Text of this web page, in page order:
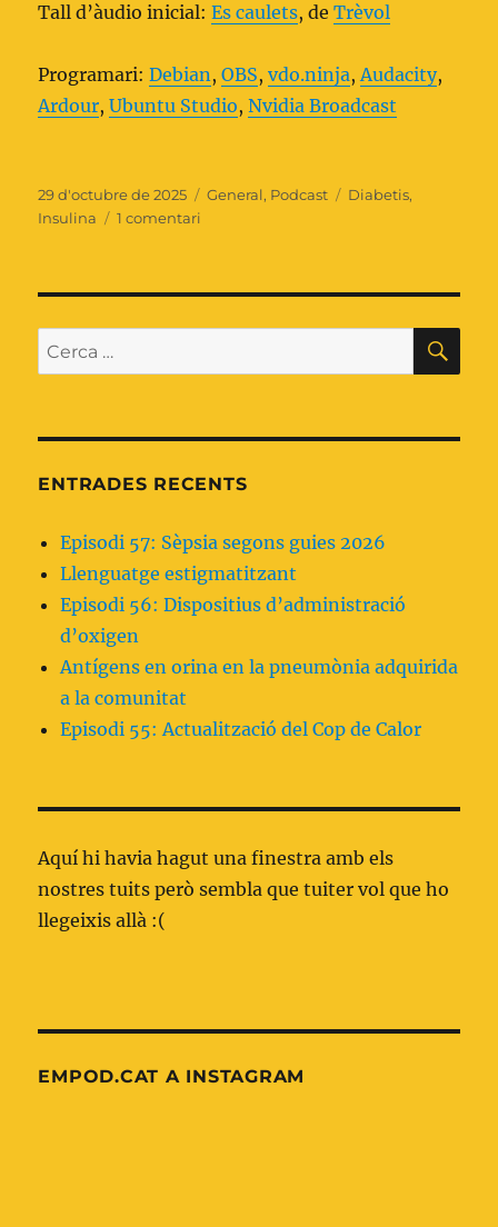
Tall d’àudio inicial:Es caulets, deTrèvol
Programari:Debian,OBS,vdo.ninja,Audacity,
Ardour,Ubuntu Studio,Nvidia Broadcast
Publicat
el
29 d'octubre de 2025 Categories
General, Podcast Etiquetes
Diabetis,
Insulina
1 comentari
Cerca:
ENTRADES RECENTS
Episodi 57: Sèpsia segons guies 2026
Llenguatge estigmatitzant
Episodi 56: Dispositius d’administració
d’oxigen
Antígens en orina en la pneumònia adquirida
a la comunitat
Episodi 55: Actualització del Cop de Calor
Aquí hi havia hagut una finestra amb els
nostres tuits però sembla que tuiter vol que ho
llegeixis allà :(
EMPOD.CAT A INSTAGRAM